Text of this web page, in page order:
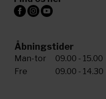
Åbningstider
Man-tor
09.00 - 15.00
Fre
09.00 - 14.30